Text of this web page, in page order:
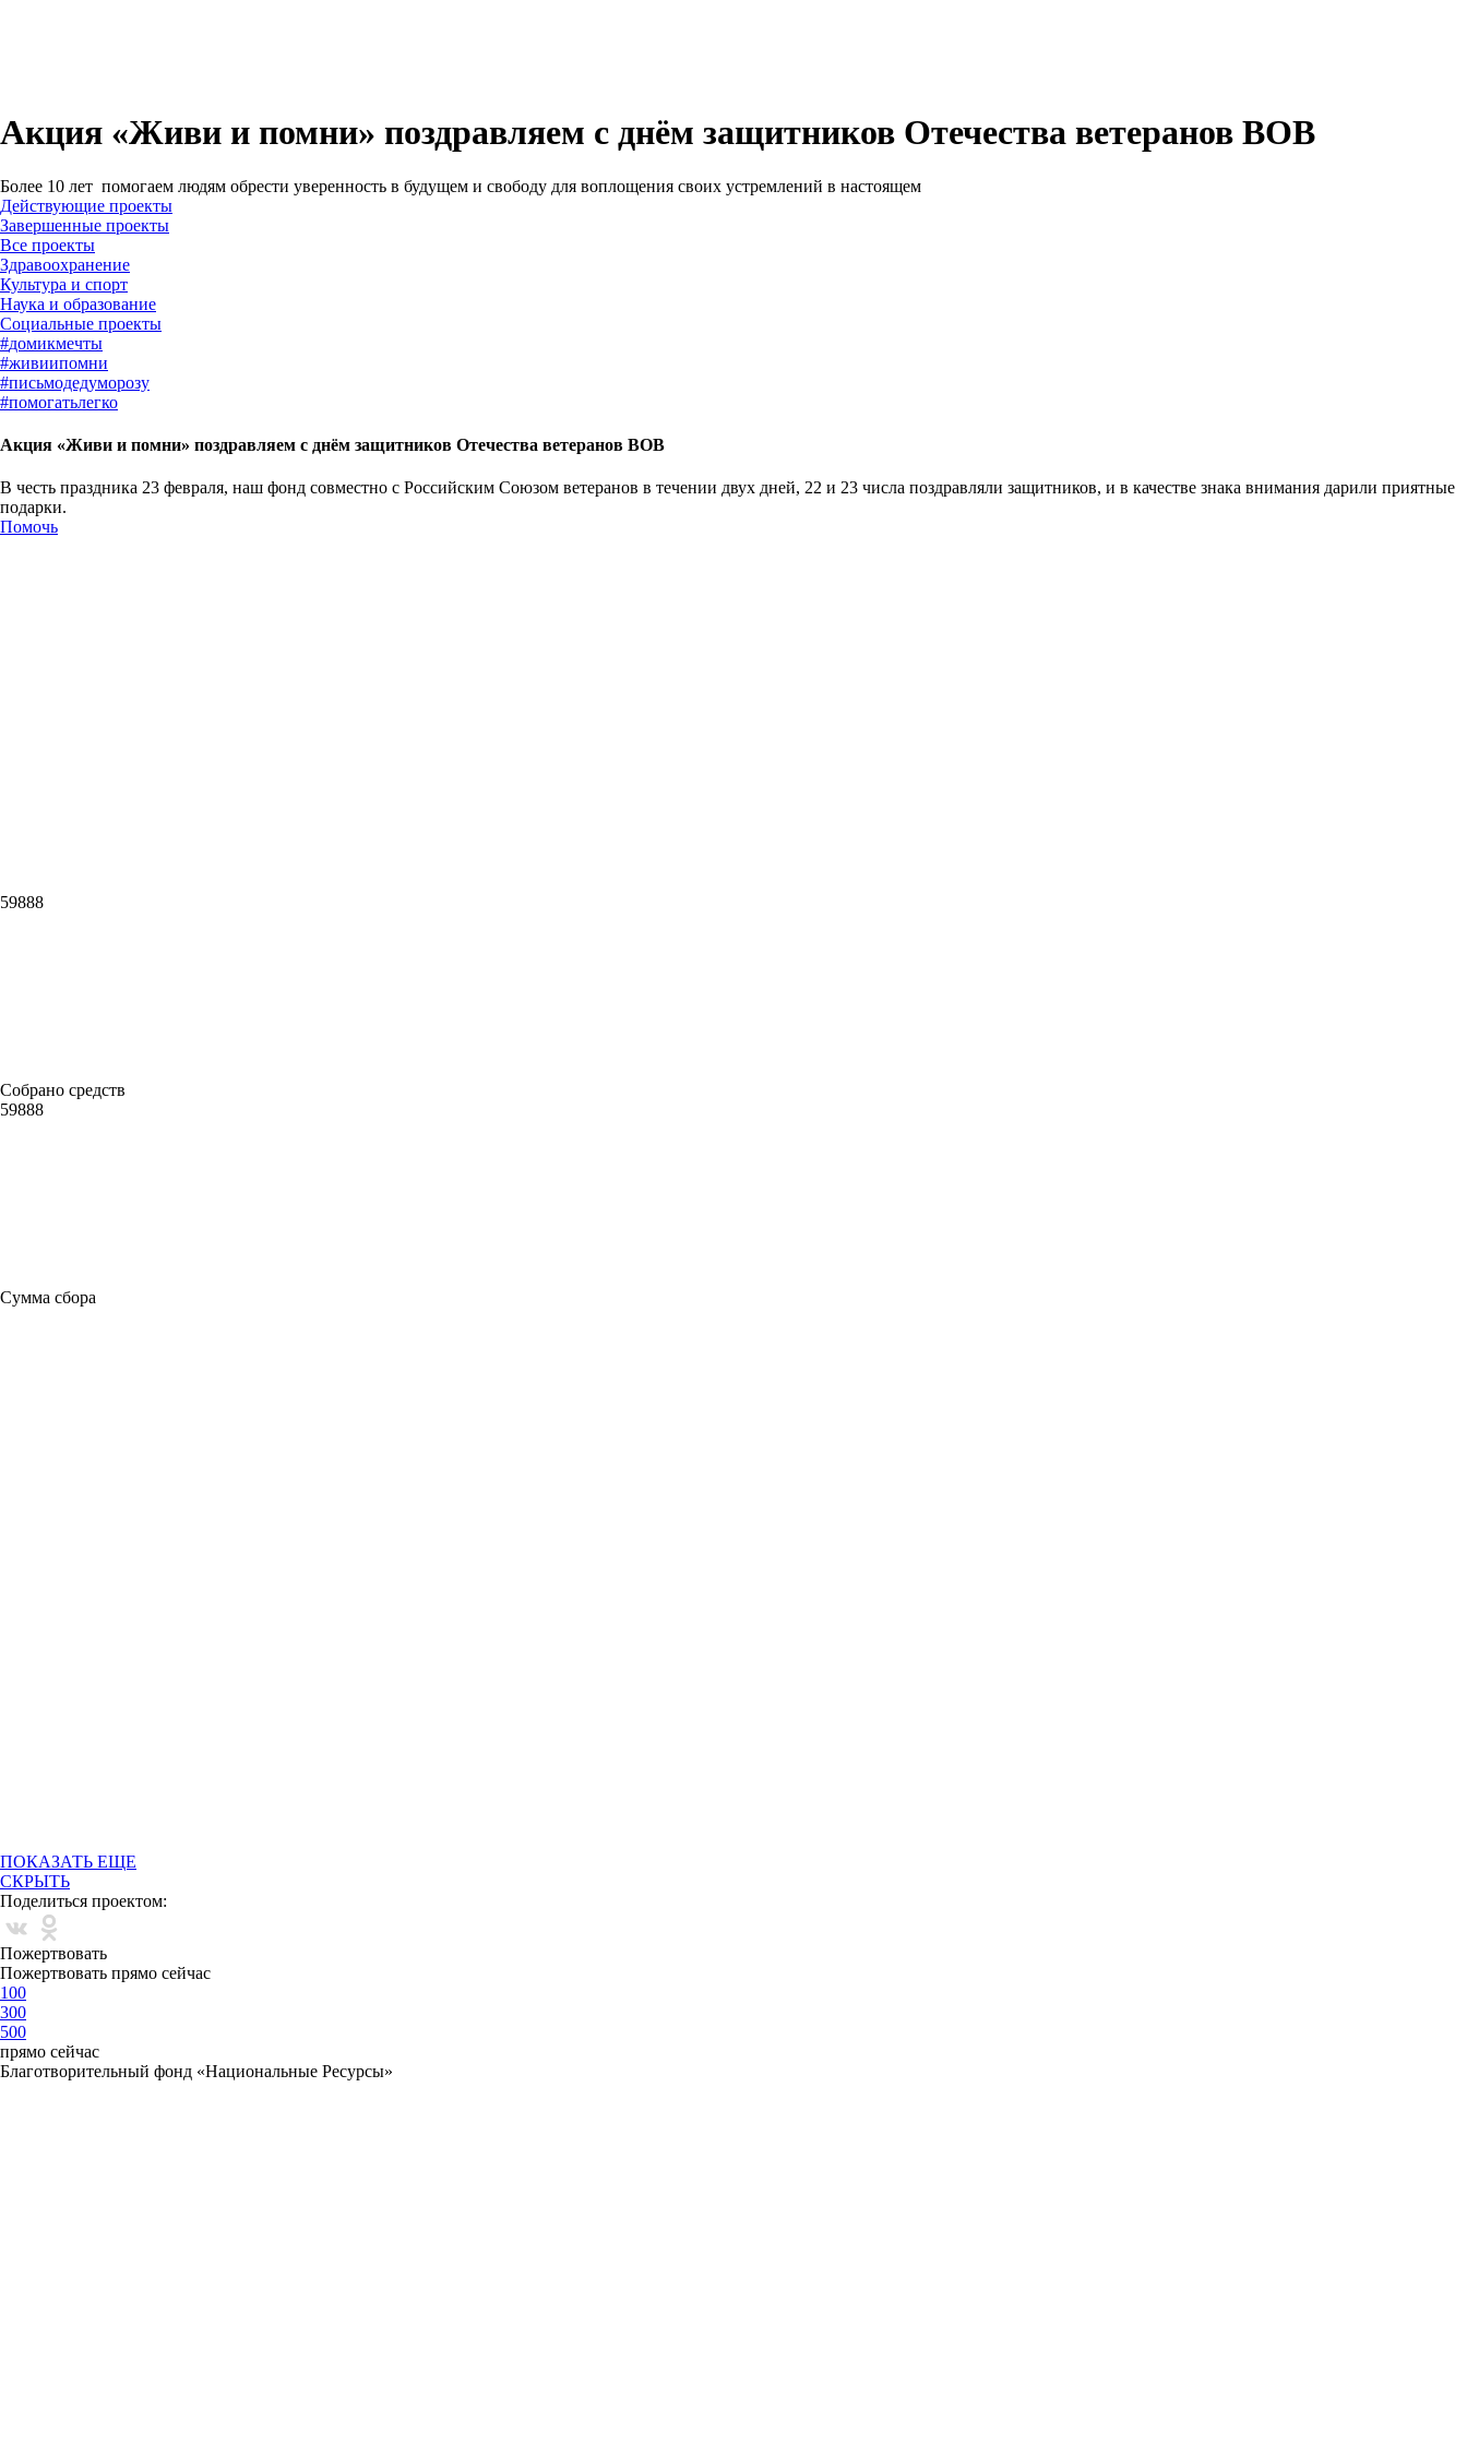
Акция «Живи и помни» поздравляем с днём защитников Отечества ветеранов ВОВ
Более 10 лет помогаем людям обрести уверенность в будущем и свободу для воплощения своих устремлений в настоящем
Действующие проекты
Завершенные проекты
#домикмечты
#живиипомни
#письмодедуморозу
#помогатьлегко
Акция «Живи и помни» поздравляем с днём защитников Отечества ветеранов ВОВ
В честь праздника 23 февраля, наш фонд совместно с Российским Союзом ветеранов в течении двух дней, 22 и 23 числа поздравляли защитников, и в качестве знака внимания дарили приятные
подарки.
Помочь
59888
Собрано средств
59888
Сумма сбора
ПОКАЗАТЬ ЕЩЕ
СКРЫТЬ
Поделиться проектом:
Пожертвовать
Пожертвовать прямо сейчас
100
300
500
прямо сейчас
Благотворительный фонд «Национальные Ресурсы»